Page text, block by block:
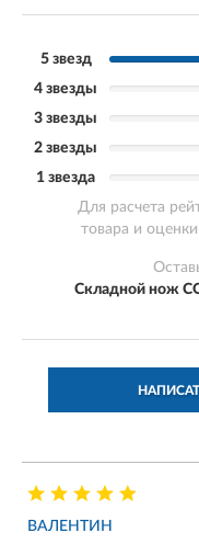
5 звезд
4 звезды
3 звезды
2 звезды
1 звезда
Для расчета
товара и
Складной нож
ВАЛЕНТИН